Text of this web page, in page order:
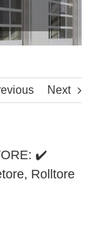
Next
✔️
Rolltore